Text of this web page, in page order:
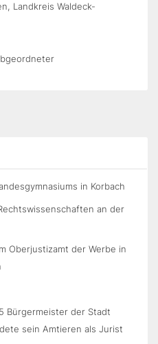
Landkreis Waldeck-
in Korbach
an der
Oberjustizamt der Werbe in
Bürgermeister der Stadt
sein Amtieren als Jurist